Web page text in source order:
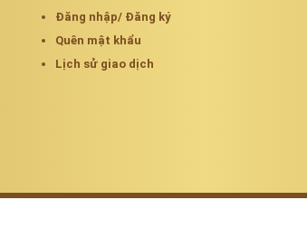
Đăng nhập/ Đăng ký
Quên mật khẩu
Lịch sử giao dịch